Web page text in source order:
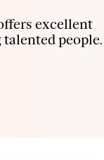
excellent
people.